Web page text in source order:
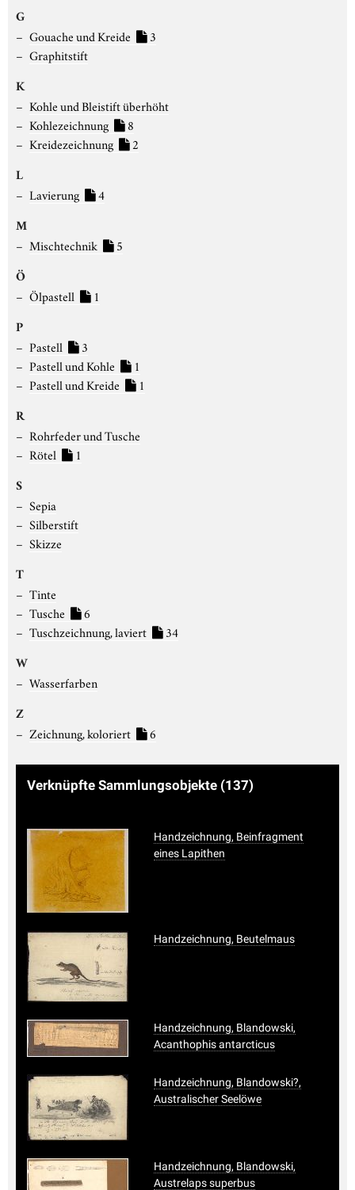
G
Gouache und Kreide
3
Graphitstift
K
Kohle und Bleistift überhöht
Kohlezeichnung
8
Kreidezeichnung
2
L
Lavierung 4
M
Mischtechnik 5
Ö
Ölpastell 1
P
Pastell
3
Pastell und Kohle
1
Pastell und Kreide
1
R
Rohrfeder und Tusche
Rötel
1
S
Sepia
Silberstift
Skizze
T
Tinte
Tusche
6
Tuschzeichnung, laviert
34
W
Wasserfarben
Z
Zeichnung, koloriert 6
Verknüpfte Sammlungsobjekte (137)
Handzeichnung, Beinfragment
eines Lapithen
Handzeichnung, Beutelmaus
Handzeichnung, Blandowski,
Acanthophis antarcticus
Handzeichnung, Blandowski?,
Australischer Seelöwe
Handzeichnung, Blandowski,
Austrelaps superbus